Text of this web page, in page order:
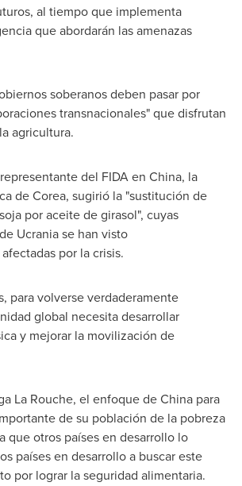
al tiempo que implementa
que abordarán las amenazas
soberanos deben pasar por
transnacionales" que disfrutan
agricultura.
del FIDA en China, la
de Corea, sugirió la "sustitución de
por aceite de girasol", cuyas
Ucrania se han visto
por la crisis.
para volverse verdaderamente
global necesita desarrollar
y mejorar la movilización de
La Rouche, el enfoque deChina para
de su población de la pobreza
que otros países en desarrollo lo
países en desarrollo a buscar este
por lograr la seguridad alimentaria.